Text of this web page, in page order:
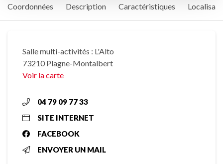
Coordonnées Description Caractéristiques
Salle multi-activités : L'Alto
73210 Plagne-Montalbert
Voir la carte
04 79 09 77 33
SITE INTERNET
FACEBOOK
ENVOYER UN MAIL